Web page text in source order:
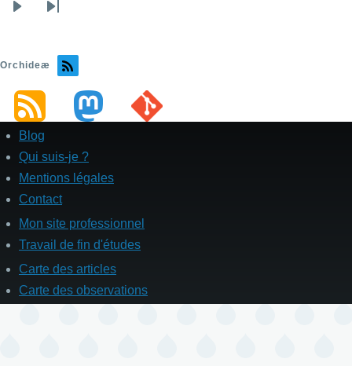
Page
Dernière
Orchideæ
Pied
de
Blog
Qui suis-je ?
Mentions légales
Contact
Enllaços
Mon site professionnel
Travail de fin d'études
Liens
secondaires
Carte des articles
Carte des observations